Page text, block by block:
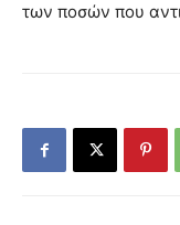
των ποσών που